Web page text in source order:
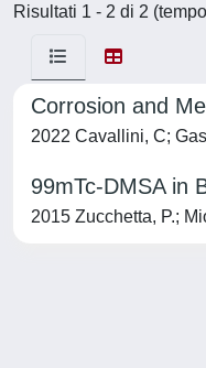
Risultati 1 - 2 di 2
Corrosion and
2022 Cavallini, C;
99mTc-DMSA in
2015 Zucchetta, P.;